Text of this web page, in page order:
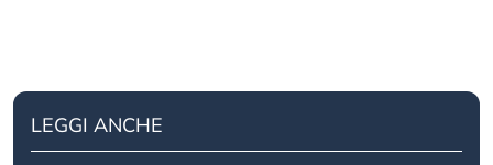
LEGGI ANCHE